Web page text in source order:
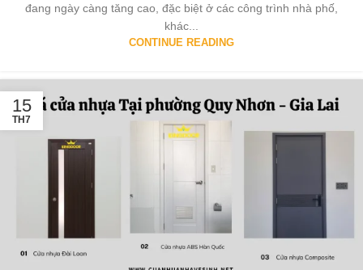
đang ngày càng tăng cao, đặc biệt ở các công trình nhà phố,
khác...
CONTINUE READING
15
TH7